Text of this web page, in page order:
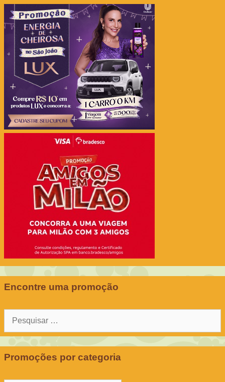
Encontre uma promoção
Pesquisar
Promoções por categoria